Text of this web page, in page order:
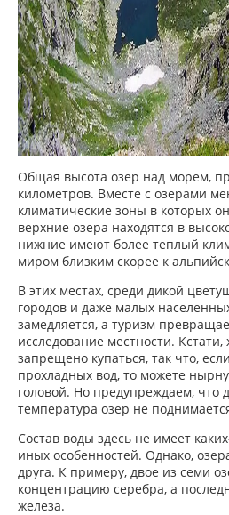
Общая высота озер над морем,
километров. Вместе с озерами
климатические зоны в которых
верхние озера находятся в
нижние имеют более теплый
миром близким скорее к
В этих местах, среди дикой
городов и даже малых
замедляется, а туризм
исследование местности.
запрещено купаться, так что,
прохладных вод, то можете
головой. Но предупреждаем, что
температура озер не
Состав воды здесь не имеет
иных особенностей. Однако,
друга. К примеру, двое из семи
концентрацию серебра, а
железа.